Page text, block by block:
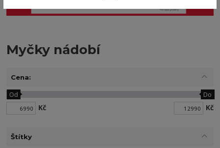
Myčky nádobí
Cena:
Kč
Od Do
Kč
Štítky